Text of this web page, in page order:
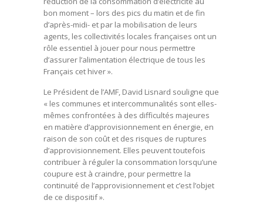
bon moment – lors des pics du matin et de fin
d’après-midi- et par la mobilisation de leurs
agents, les collectivités locales françaises ont un
rôle essentiel à jouer pour nous permettre
d’assurer l’alimentation électrique de tous les
Français cet hiver ».
Le Président de l’AMF, David Lisnard souligne que
« les communes et intercommunalités sont elles-
mêmes confrontées à des difficultés majeures
en matière d’approvisionnement en énergie, en
raison de son coût et des risques de ruptures
d’approvisionnement. Elles peuvent toutefois
contribuer à réguler la consommation lorsqu’une
coupure est à craindre, pour permettre la
continuité de l’approvisionnement et c’est l’objet
de ce dispositif ».